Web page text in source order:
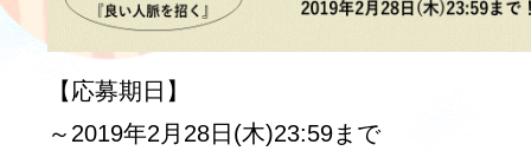
【応募期日】
～2019年2月28日(木)23:59まで